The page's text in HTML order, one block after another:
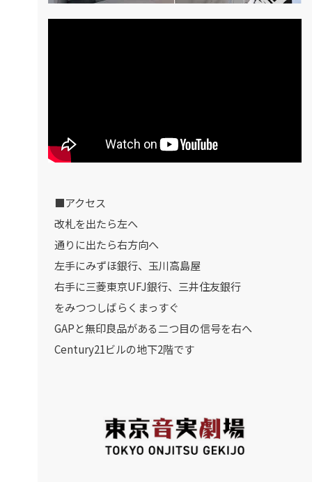
■アクセス
改札を出たら左へ
通りに出たら右方向へ
左手にみずほ銀行、玉川高島屋
右手に三菱東京UFJ銀行、三井住友銀行
をみつつしばらくまっすぐ
GAPと無印良品がある二つ目の信号を右へ
Century21ビルの地下2階です